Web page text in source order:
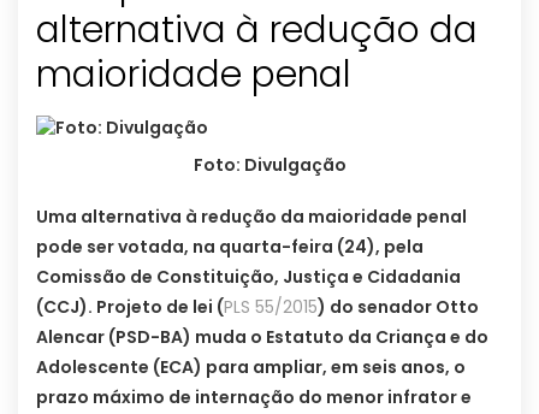
alternativa à redução da
maioridade penal
Foto: Divulgação
Uma alternativa à redução da maioridade penal
pode ser votada, na quarta-feira (24), pela
Comissão de Constituição, Justiça e Cidadania
(CCJ). Projeto de lei (PLS 55/2015) do senador Otto
Alencar (PSD-BA) muda o Estatuto da Criança e do
Adolescente (ECA) para ampliar, em seis anos, o
prazo máximo de internação do menor infrator e